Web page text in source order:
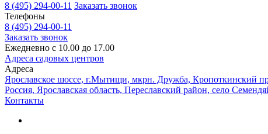
8 (495) 294-00-11 Заказать звонок
Телефоны
8 (495) 294-00-11
Заказать звонок
Ежедневно с 10.00 до 17.00
Адреса садовых центров
Адреса
Ярославское шоссе, г.Мытищи, мкрн. Дружба, Кропоткинский
Россия, Ярославская область, Переславский район, село
Контакты